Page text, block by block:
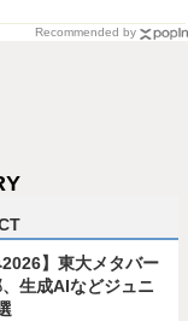
Recommended by
2026】東大メタバー
生成AIなどジュニ